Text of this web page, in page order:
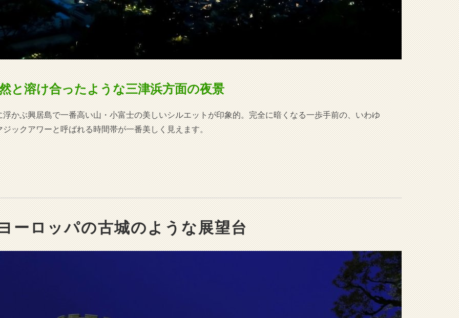
と溶け合ったような三津浜方面の夜景
浮かぶ興居島で一番高い山・小富士の美しいシルエットが印象的。完全に暗くなる一歩手前の、いわゆ
ジックアワーと呼ばれる時間帯が一番美しく見えます。
ーロッパの古城のような展望台